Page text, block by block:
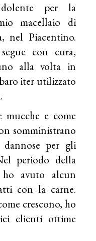
per la
macellaio di
nel Piacentino.
con cura,
alla volta in
iter utilizzato
mucche e come
somministrano
per gli
periodo della
ho avuto alcun
con la carne.
crescono, ho
clienti ottime